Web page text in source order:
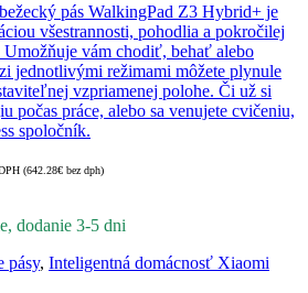
pás WalkingPad Z3 Hybrid+ je
všestrannosti, pohodlia a pokročilej
Umožňuje vám chodiť, behať alebo
jednotlivými režimami môžete plynule
vzpriamenej polohe. Či už si
počas práce, alebo sa venujete cvičeniu,
spoločník.
(642.28€ bez dph)
dodanie 3-5 dni
pásy, Inteligentná domácnosť Xiaomi